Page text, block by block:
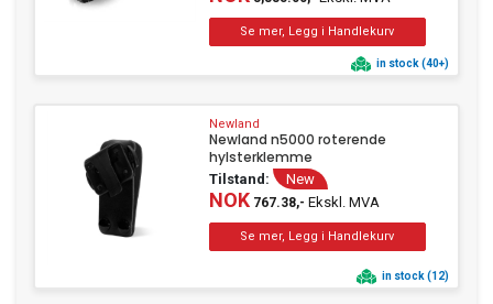
in stock (40+)
Newland
Newland n5000 roterende
hylsterklemme
Tilstand: New
NOK767.38,- Ekskl. MVA
in stock (12)